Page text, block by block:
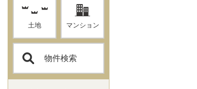
土地 マンション
物件検索